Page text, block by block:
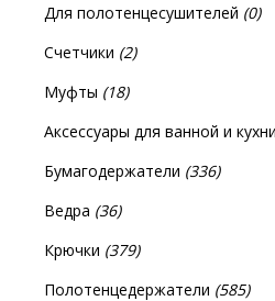
Для полотенцесушителей (0)
Счетчики (2)
Муфты (18)
Аксессуары для ванной и кухни
Бумагодержатели (336)
Ведра (36)
Крючки (379)
Полотенцедержатели (585)